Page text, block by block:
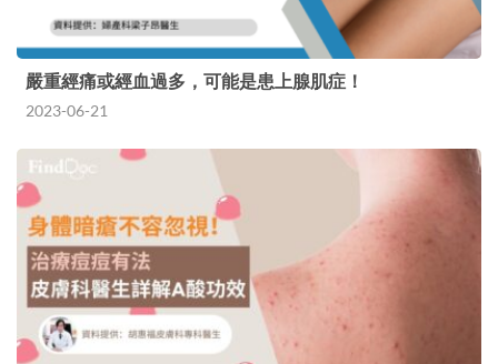
嚴重經痛或經血過多，可能是患上腺肌症！
2023-06-21